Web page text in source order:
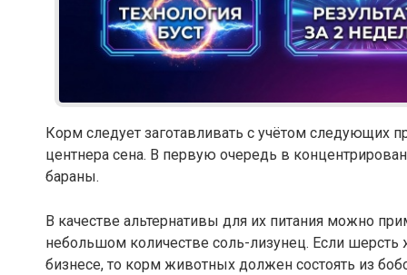
Корм следует заготавливать с учётом следующих
центнера сена. В первую очередь в
бараны.
В качестве альтернативы для их питания можно
небольшом количестве соль-лизунец. Если
бизнесе, то корм животных должен состоять из